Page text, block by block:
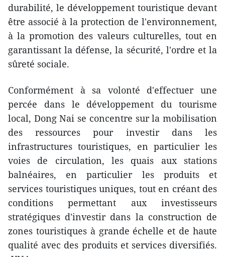
durabilité, le développement touristique devant
être associé à la protection de l'environnement,
à la promotion des valeurs culturelles, tout en
garantissant la défense, la sécurité, l'ordre et la
sûreté sociale.
Conformément à sa volonté d'effectuer une
percée dans le développement du tourisme
local, Dong Nai se concentre sur la mobilisation
des ressources pour investir dans les
infrastructures touristiques, en particulier les
voies de circulation, les quais aux stations
balnéaires, en particulier les produits et
services touristiques uniques, tout en créant des
conditions permettant aux investisseurs
stratégiques d'investir dans la construction de
zones touristiques à grande échelle et de haute
qualité avec des produits et services diversifiés.